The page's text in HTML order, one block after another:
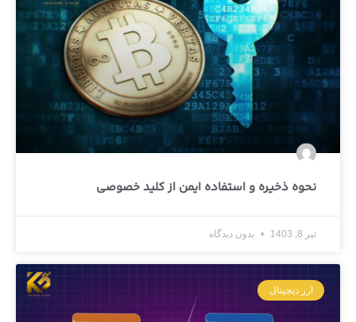
نحوه ذخیره و استفاده ایمن از کلید خصوصی
تیر 8, 1403 بدون دیدگاه
ارز دیجیتال